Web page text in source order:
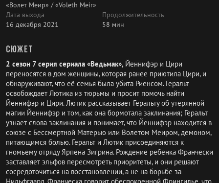
«Волет Меир» / «Voleth Meir»
Дата выхода
16 декабря 2021
Продолжительность
58 мин
Сюжет
2 сезон 7 серия сериала «Ведьмак», Йеннифэр и Цири
переносятся в дом женщины, которая ранее приютила Цири, и
обнаруживают, что её семья была убита Риенсом. Геральт
освобождает Лютика из тюрьмы и просит помочь найти
Йеннифэр и Цири. Лютик рассказывает Геральту об утерянной
магии Йеннифэр и том, как она бормотала заклинания; Геральт
узнает слова заклинания и понимает, что Йеннифэр находится в
союзе с Бессмертной Матерью или Волетом Меиром, демоном,
питающимся болью. Геральт и Лютик присоединяются к
гномьему отряду Ярпена Зигрина. Рождение ребенка Франчески
заставляет эльфов пересмотреть приоритеты, и они решают
сосредоточиться на восстановлении, а не на борьбе за